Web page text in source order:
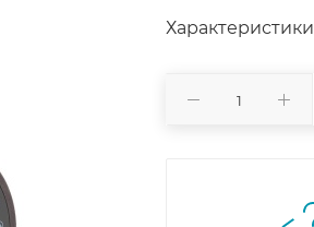
Характеристики